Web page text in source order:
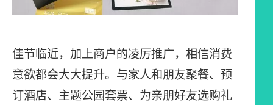
佳节临近，加上商户的凌厉推广，相信消费
意欲都会大大提升。与家人和朋友聚餐、预
订酒店、主题公园套票、为亲朋好友选购礼